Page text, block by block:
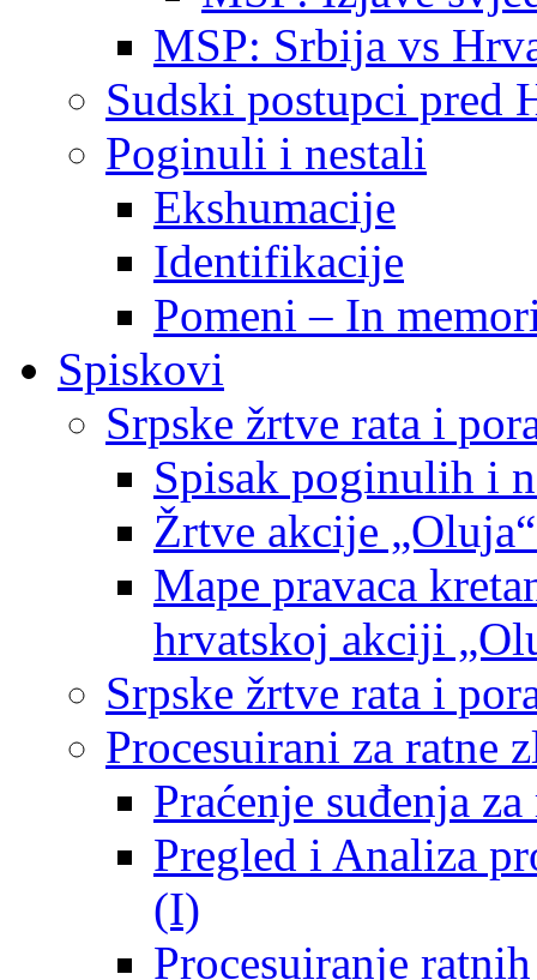
MSP: Srbija vs
Sudski postupci pred
Poginuli i nestali
Ekshumacije
Identifikacije
Pomeni – In
Spiskovi
Srpske žrtve rata i
Spisak poginulih i
Žrtve akcije
Mape pravaca
hrvatskoj akciji
Srpske žrtve rata i
Procesuirani za ratne
Praćenje suđenja
Pregled i Analiza
(I)
Procesuiranje